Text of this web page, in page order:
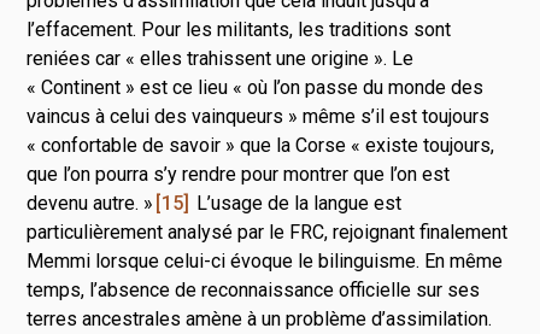
l’effacement. Pour les militants, les traditions sont
reniées car « elles trahissent une origine ». Le
« Continent » est ce lieu « où l’on passe du monde des
vaincus à celui des vainqueurs » même s’il est toujours
« confortable de savoir » que la Corse « existe toujours,
que l’on pourra s’y rendre pour montrer que l’on est
devenu autre. » 15
L’usage de la langue est
particulièrement analysé par le FRC, rejoignant finalement
Memmi lorsque celui-ci évoque le bilinguisme. En même
temps, l’absence de reconnaissance officielle sur ses
terres ancestrales amène à un problème d’assimilation.